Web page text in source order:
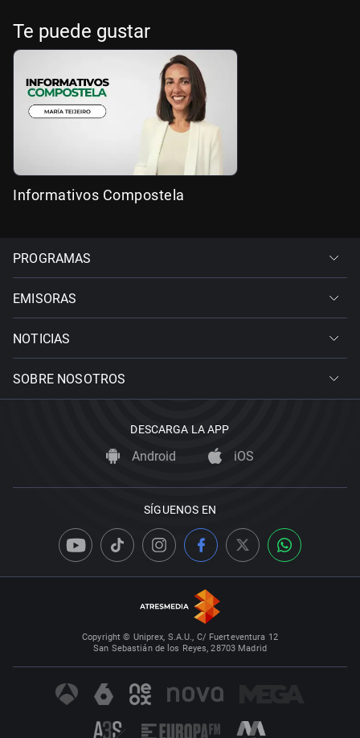
Te puede gustar
Informativos Compostela
PROGRAMAS
EMISORAS
NOTICIAS
SOBRE NOSOTROS
DESCARGA LA APP
Android iOS
SÍGUENOS EN
Copyright © Uniprex, S.A.U., C/ Fuerteventura 12
San Sebastián de los Reyes, 28703 Madrid